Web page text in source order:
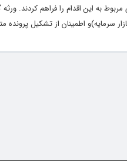
مربوط به این اقدام را فراهم کردند.